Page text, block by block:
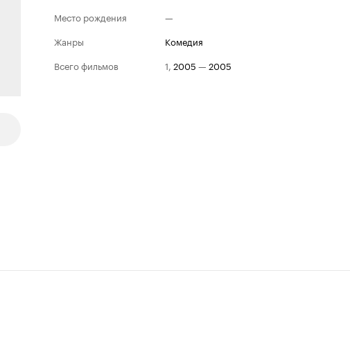
Место рождения
—
Жанры
комедия
Всего фильмов
1, 2005 — 2005